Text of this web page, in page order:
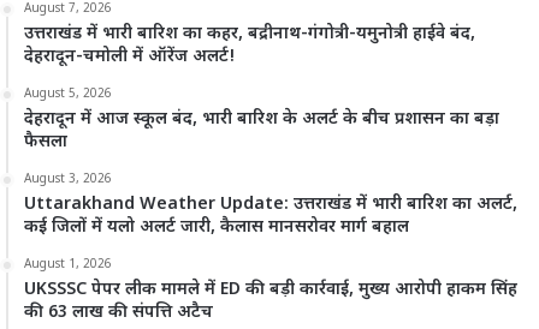
August 7, 2026
उत्तराखंड में भारी बारिश का कहर, बद्रीनाथ-गंगोत्री-यमुनोत्री हाईवे बंद,
देहरादून-चमोली में ऑरेंज अलर्ट!
August 5, 2026
देहरादून में आज स्कूल बंद, भारी बारिश के अलर्ट के बीच प्रशासन का बड़ा
फैसला
August 3, 2026
Uttarakhand Weather Update: उत्तराखंड में भारी बारिश का अलर्ट,
कई जिलों में यलो अलर्ट जारी, कैलास मानसरोवर मार्ग बहाल
August 1, 2026
UKSSSC पेपर लीक मामले में ED की बड़ी कार्रवाई, मुख्य आरोपी हाकम सिंह
की 63 लाख की संपत्ति अटैच